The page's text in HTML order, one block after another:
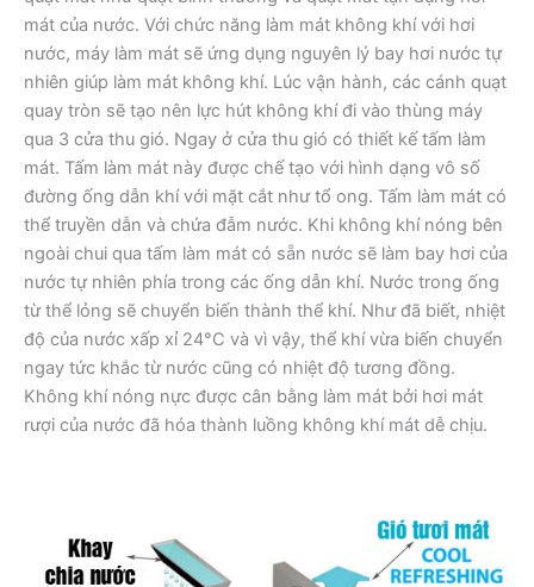
mát của nước. Với chức năng làm mát không khí với hơi
nước, máy làm mát sẽ ứng dụng nguyên lý bay hơi nước tự
nhiên giúp làm mát không khí. Lúc vận hành, các cánh quạt
quay tròn sẽ tạo nên lực hút không khí đi vào thùng máy
qua 3 cửa thu gió. Ngay ở cửa thu gió có thiết kế tấm làm
mát. Tấm làm mát này được chế tạo với hình dạng vô số
đường ống dẫn khí với mặt cắt như tổ ong. Tấm làm mát có
thể truyền dẫn và chứa đẫm nước. Khi không khí nóng bên
ngoài chui qua tấm làm mát có sẵn nước sẽ làm bay hơi của
nước tự nhiên phía trong các ống dẫn khí. Nước trong ống
từ thể lỏng sẽ chuyển biến thành thể khí. Như đã biết, nhiệt
độ của nước xấp xỉ 24°C và vì vậy, thể khí vừa biến chuyển
ngay tức khắc từ nước cũng có nhiệt độ tương đồng.
Không khí nóng nực được cân bằng làm mát bởi hơi mát
rượi của nước đã hóa thành luồng không khí mát dễ chịu.